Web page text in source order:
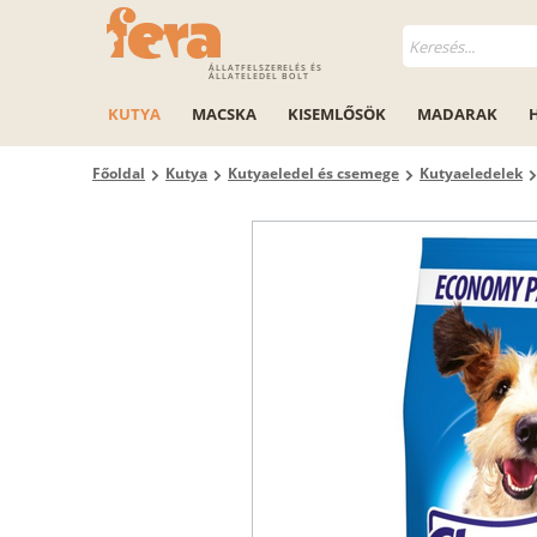
ÁLLATFELSZERELÉS ÉS
ÁLLATELEDEL BOLT
KUTYA MACSKA KISEMLŐSÖK MADARAK
Főoldal Kutya Kutyaeledel és csemege Kutyaeledelek